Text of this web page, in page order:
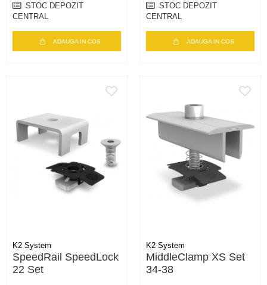
STOC DEPOZIT
CENTRAL
ADAUGA IN COS
STOC DEPOZIT
CENTRAL
ADAUGA IN COS
K2 System
SpeedRail SpeedLock
22 Set
K2 System
MiddleClamp XS Set
34-38